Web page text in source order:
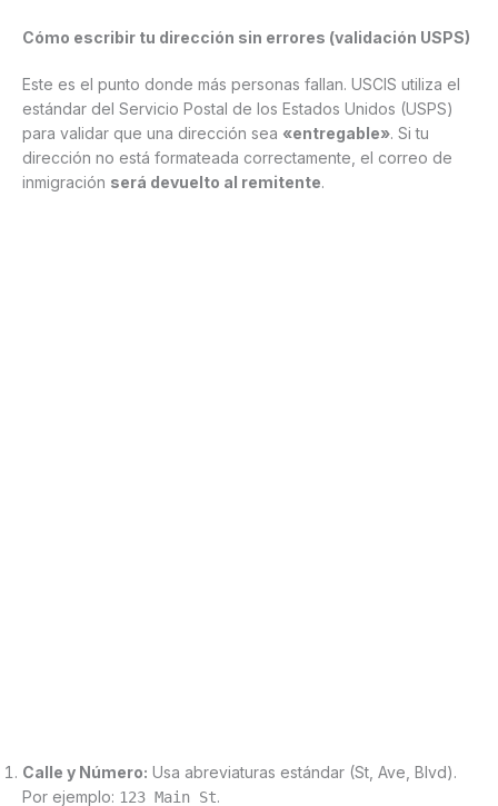
Cómo escribir tu dirección sin errores (validación USPS)
Este es el punto donde más personas fallan. USCIS utiliza el
estándar del Servicio Postal de los Estados Unidos (USPS)
para validar que una dirección sea «entregable». Si tu
dirección no está formateada correctamente, el correo de
inmigración será devuelto al remitente.
Calle y Número: Usa abreviaturas estándar (St, Ave, Blvd).
Por ejemplo: 123 Main St.